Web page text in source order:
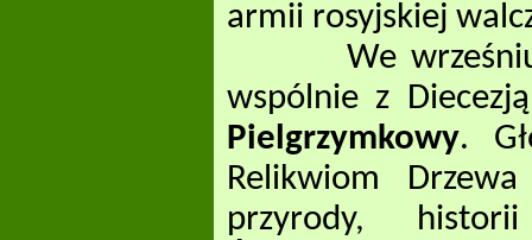
armii rosyjskiej
We wrześniu,
wspólnie z
Pielgrzymkowy.
Relikwiom
przyrody,